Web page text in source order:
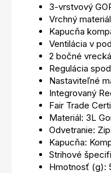
3-vrstvový
Vrchný
Kapucňa
Ventilácia v
2 bočné
Regulácia
Nastaviteľné
Integrovaný
Fair Trade
Materiál: 3L
Odvetranie:
Kapucňa:
Strihové
Hmotnosť (g):